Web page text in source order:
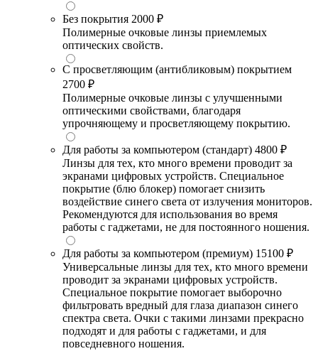
Без покрытия 2000 ₽
Полимерные очковые линзы приемлемых
оптических свойств.
С просветляющим (антибликовым) покрытием
2700 ₽
Полимерные очковые линзы с улучшенными
оптическими свойствами, благодаря
упрочняющему и просветляющему покрытию.
Для работы за компьютером (стандарт) 4800 ₽
Линзы для тех, кто много времени проводит за
экранами цифровых устройств. Специальное
покрытие (блю блокер) помогает снизить
воздействие синего света от излучения мониторов.
Рекомендуются для использования во время
работы с гаджетами, не для постоянного ношения.
Для работы за компьютером (премиум) 15100 ₽
Универсальные линзы для тех, кто много времени
проводит за экранами цифровых устройств.
Специальное покрытие помогает выборочно
фильтровать вредный для глаза диапазон синего
спектра света. Очки с такими линзами прекрасно
подходят и для работы с гаджетами, и для
повседневного ношения.